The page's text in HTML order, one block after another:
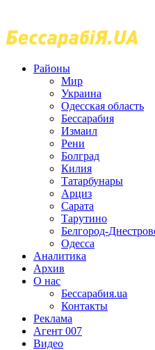
Районы
Мир
Украина
Одесская область
Бессарабия
Измаил
Рени
Болград
Килия
Татарбунары
Арциз
Сарата
Тарутино
Белгород-
Одесса
Аналитика
Архив
О нас
Бессарабия.ua
Контакты
Реклама
Агент 007
Видео